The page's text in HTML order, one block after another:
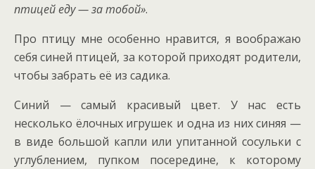
птицей еду — за тобой».
Про птицу мне особенно нравится, я воображаю
себя синей птицей, за которой приходят родители,
чтобы забрать её из садика.
Синий — самый красивый цвет. У нас есть
несколько ёлочных игрушек и одна из них синяя —
в виде большой капли или упитанной сосульки с
углублением, пупком посередине, к которому